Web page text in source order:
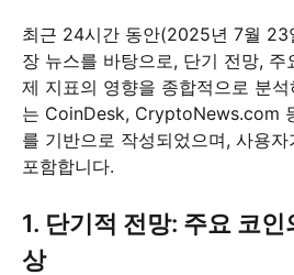
최근 24시간 동안(2025년 7월 23
장 뉴스를 바탕으로, 단기 전망, 주
제 지표의 영향을 종합적으로 분
는 CoinDesk, CryptoNews.com
를 기반으로 작성되었으며, 사용
포함합니다.
1. 단기적 전망: 주요 코인
상